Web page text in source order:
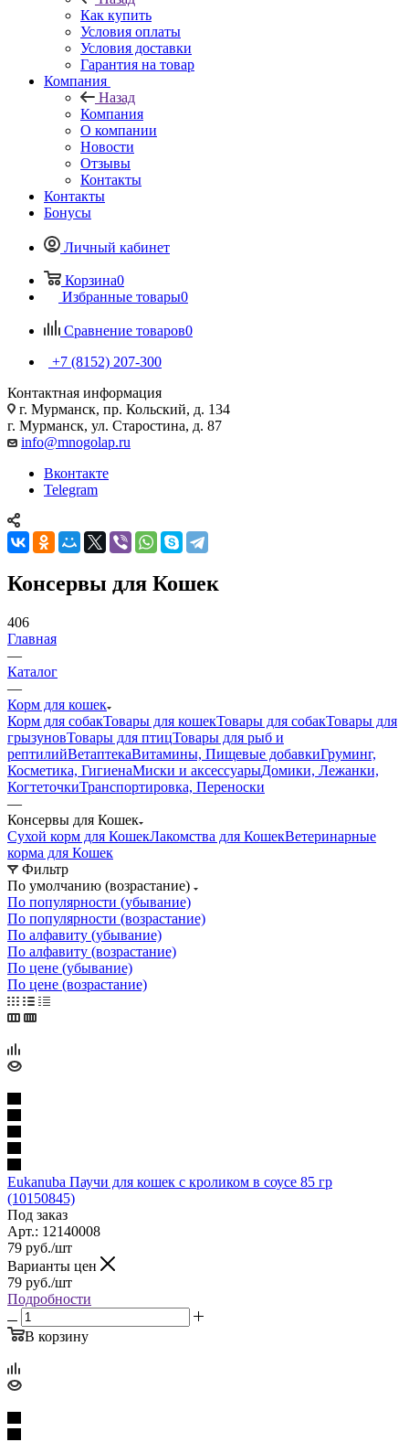
Как купить
Условия оплаты
Условия доставки
Гарантия на товар
Компания
Назад
Компания
О компании
Новости
Отзывы
Контакты
Контакты
Бонусы
Личный кабинет
Корзина0
Избранные товары0
Сравнение товаров0
+7 (8152) 207-300
Контактная информация
г. Мурманск, пр. Кольский, д. 134
г. Мурманск, ул. Старостина, д. 87
info@mnogolap.ru
Вконтакте
Telegram
Консервы для Кошек
406
Главная
—
Каталог
—
Корм для кошек
Корм для собакТовары для кошекТовары для собакТовары для
грызуновТовары для птицТовары для рыб и
рептилийВетаптекаВитамины, Пищевые добавкиГруминг,
Косметика, ГигиенаМиски и аксессуарыДомики, Лежанки,
КогтеточкиТранспортировка, Переноски
—
Консервы для Кошек
Сухой корм для КошекЛакомства для КошекВетеринарные
корма для Кошек
Фильтр
По умолчанию (возрастание)
По популярности (убывание)
По популярности (возрастание)
По алфавиту (убывание)
По алфавиту (возрастание)
По цене (убывание)
По цене (возрастание)
Eukanuba Паучи для кошек с кроликом в соусе 85 гр
(10150845)
Под заказ
Арт.: 12140008
79 руб./шт
Варианты цен
79 руб./шт
Подробности
В корзину